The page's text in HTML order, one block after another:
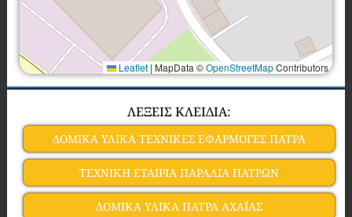
Leaflet | MapData ©OpenStreetMapContributors
ΛΕΞΕΙΣ ΚΛΕΙΔΙΑ:
ΔΟΜΙΚΑ ΥΛΙΚΑ ΤΕΧΝΙΚΕΣ ΕΦΑΡΜΟΓΕΣ ΠΑΤΡΑ
ΤΕΧΝΙΚΗ ΕΤΑΙΡΙΑ ΠΑΡΑΛΙΑ ΠΑΤΡΩΝ
ΔΟΜΙΚΑ ΥΛΙΚΑ ΠΑΤΡΑ ΑΧΑΪΑΣ